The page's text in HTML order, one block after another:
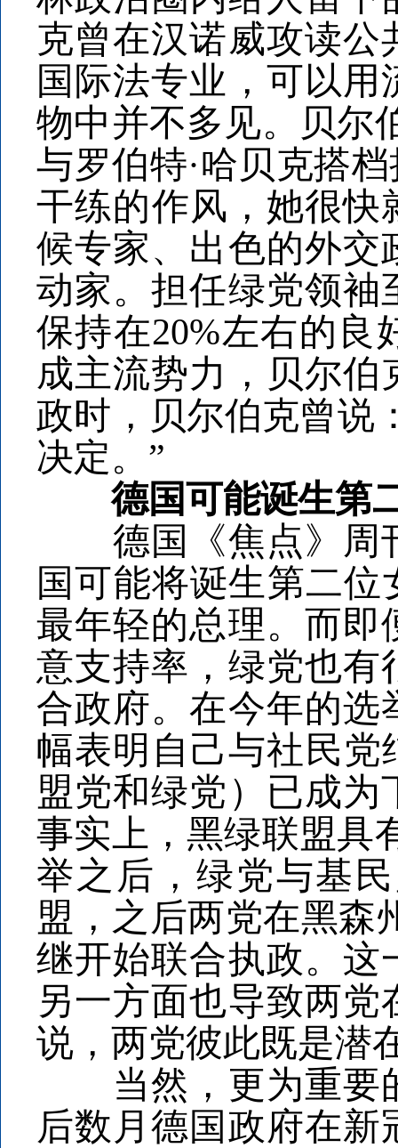
克曾在汉诺威攻读公
国际法专业，可以
物中并不多见。贝尔
与罗伯特·哈贝克搭
干练的作风，她很
候专家、出色的外交
动家。担任绿党领袖
保持在20%左右的良
成主流势力，贝尔
政时，贝尔伯克曾说
决定。”
德国可能诞生第
德国《焦点》周刊
国可能将诞生第二位
最年轻的总理。而即
意支持率，绿党也有
合政府。在今年的选
幅表明自己与社民党
盟党和绿党）已成
事实上，黑绿联盟具
举之后，绿党与基
盟，之后两党在黑森
继开始联合执政。这
另一方面也导致两
说，两党彼此既是潜
当然，更为重要的
后数月德国政府在